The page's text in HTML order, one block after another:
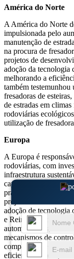
América do Norte
A América do Norte
impulsionada pelo
manutenção de
na procura de
projetos de
adoção da tecnologia
melhorando a
também testemunhou
fresadoras de
de estradas em
rodoviárias
utilização de
Europa
A Europa é
rodoviárias, com
infraestrutura
capacidade de
práticas de
projetos de cidades
adoção de tecnologia
e Reino Unido lideram
automatizados, com
mecanismos de
compactas cresceu
eficientes de